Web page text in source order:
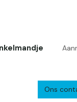
Parkeren
Ons